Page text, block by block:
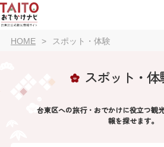
HOME スポット・体験
スポット・体
台東区への旅行・おでかけに役立つ観
報を探せます。